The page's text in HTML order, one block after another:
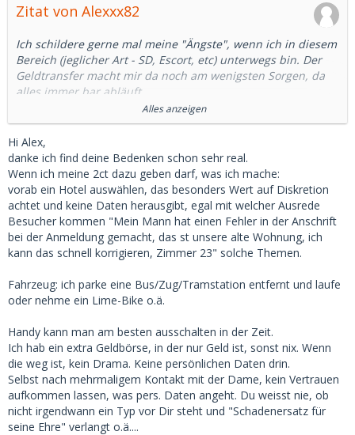
Zitat von Alexxx82
Ich schildere gerne mal meine "Ängste", wenn ich in diesem
Bereich (jeglicher Art - SD, Escort, etc) unterwegs bin. Der
Geldtransfer macht mir da noch am wenigsten Sorgen, da
alles immer bar abläuft.
Mehr Sorgen macht mir das Buchen eines Hotelzimmers.
Das kann ich zwar noch problemlos online reservieren, aber
die Schlüsselkarte muss ich in der Regel persönlich
abholen. Und da bedarf es ein bisschen Planung, sodass die
Dame nicht direkt neben mir steht. Letztlich bleibt mein
Name dennoch unwiderbringlich mit dem Datum und der
Zimmernummer in den Büchern des Hotels verknüpft.
Ich geb auch nie meinen echten Namen an.
Und seinen Ausweis muss man nicht vorzeigen!
Sorgen macht mir auch, wo ich mein Fahrzeug parke. Auch
hier gibt es eine eindeutige Kennung, die im worst-case auf
Und dann die kleinen Unachtsamkeiten, Handybildschirm
nicht gesperrt, Portmonaie offen liegen lassen, etc.
Also nicht falsch verstehen, ich schlafe nachts gut, auch mit
einer "fremden" Frau neben mir. Aber die Gefahren lauern
meiner Meinung nach im direkten Kontakt.
Alles anzeigen
Hi Alex,
danke ich find deine Bedenken schon sehr real.
Wenn ich meine 2ct dazu geben darf, was ich mache:
vorab ein Hotel auswählen, das besonders Wert auf Diskretion
achtet und keine Daten herausgibt, egal mit welcher Ausrede
Besucher kommen "Mein Mann hat einen Fehler in der Anschrift
bei der Anmeldung gemacht, das st unsere alte Wohnung, ich
kann das schnell korrigieren, Zimmer 23" solche Themen.
Fahrzeug: ich parke eine Bus/Zug/Tramstation entfernt und laufe
oder nehme ein Lime-Bike o.ä.
Handy kann man am besten ausschalten in der Zeit.
Ich hab ein extra Geldbörse, in der nur Geld ist, sonst nix. Wenn
die weg ist, kein Drama. Keine persönlichen Daten drin.
Selbst nach mehrmaligem Kontakt mit der Dame, kein Vertrauen
aufkommen lassen, was pers. Daten angeht. Du weisst nie, ob
nicht irgendwann ein Typ vor Dir steht und "Schadenersatz für
seine Ehre" verlangt o.ä....